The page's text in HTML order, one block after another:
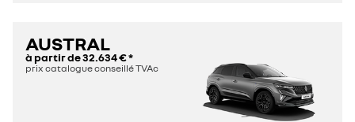
AUSTRAL
à partir de32.634 €*
prix catalogue conseillé TVAc